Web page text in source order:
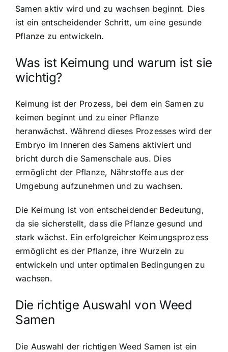
Samen aktiv wird und zu wachsen beginnt. Dies
ist ein entscheidender Schritt, um eine gesunde
Pflanze zu entwickeln.
Was ist Keimung und warum ist sie
wichtig?
Keimung ist der Prozess, bei dem ein Samen zu
keimen beginnt und zu einer Pflanze
heranwächst. Während dieses Prozesses wird der
Embryo im Inneren des Samens aktiviert und
bricht durch die Samenschale aus. Dies
ermöglicht der Pflanze, Nährstoffe aus der
Umgebung aufzunehmen und zu wachsen.
Die Keimung ist von entscheidender Bedeutung,
da sie sicherstellt, dass die Pflanze gesund und
stark wächst. Ein erfolgreicher Keimungsprozess
ermöglicht es der Pflanze, ihre Wurzeln zu
entwickeln und unter optimalen Bedingungen zu
wachsen.
Die richtige Auswahl von Weed
Samen
Die Auswahl der richtigen Weed Samen ist ein